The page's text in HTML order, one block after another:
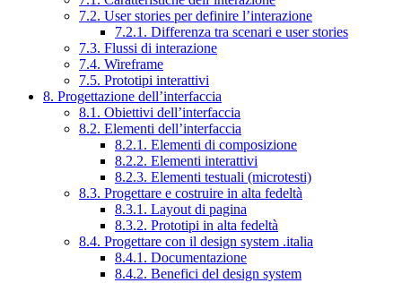
7.2. User stories per definire l’interazione
7.2.1. Differenza tra scenari e user stories
7.3. Flussi di interazione
7.4. Wireframe
7.5. Prototipi interattivi
8. Progettazione dell’interfaccia
8.1. Obiettivi dell’interfaccia
8.2. Elementi dell’interfaccia
8.2.1. Elementi di composizione
8.2.2. Elementi interattivi
8.2.3. Elementi testuali (microtesti)
8.3. Progettare e costruire in alta fedeltà
8.3.1. Layout di pagina
8.3.2. Prototipi in alta fedeltà
8.4. Progettare con il design system .italia
8.4.1. Documentazione
8.4.2. Benefici del design system